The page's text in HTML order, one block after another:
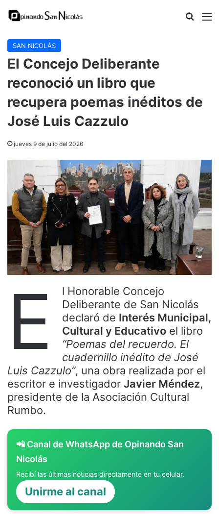
Buscar
SAN NICOLÁS
El Concejo Deliberante
reconoció un libro que
recupera poemas inéditos de
José Luis Cazzulo
jueves 9 de julio del 2026
E
l Honorable Concejo
Deliberante de San Nicolás
declaró de Interés Municipal,
Cultural y Educativo el libro
“Poemas del recuerdo. El
cuadernillo inédito de José
Luis Cazzulo”, una obra realizada por el
escritor e investigador Javier Méndez,
presidente de la Asociación Cultural
Rumbo.
📲 Canal de WhatsApp de Opinando San
Nicolás
Recibí las últimas noticias directamente en tu celular.
Unirme al canal